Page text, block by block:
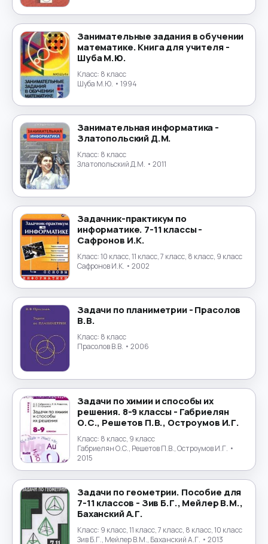
Маркетинг
Математика →
Менеджмент
Музыка
Налогообложение
Немецкий язык
ОБЖ
Обществознание →
Окружающий мир
Польский язык
Португальский язык →
Природоведение
Психология
Религиоведение →
Русский язык
Технология
Труд →
Турецкий язык →
Украинский язык
Занимательные задания в обучении
математике. Книга для учителя -
Шуба М.Ю.
Класс: 8 класс
Шуба М.Ю. • 1994
Занимательная информатика -
Златопольский Д.М.
Класс: 8 класс
Златопольский Д.М. • 2011
Задачник-практикум по
информатике. 7-11 классы -
Сафронов И.К.
Класс:10 класс, 11 класс, 7 класс, 8 класс, 9 класс
Сафронов И.К. • 2002
Задачи по планиметрии - Прасолов
В.В.
Класс: 8 класс
Прасолов В.В. • 2006
Задачи по химии и способы их
решения. 8-9 классы - Габриелян
О.С., Решетов П.В., Остроумов И.Г.
Класс: 8 класс, 9 класс
Габриелян О.С., Решетов П.В., Остроумов И.Г. •
2015
Задачи по геометрии. Пособие для
7-11 классов - Зив Б.Г., Мейлер В.М.,
Баханский А.Г.
Класс: 9 класс, 11 класс, 7 класс, 8 класс, 10 класс
Зив Б.Г., Мейлер В.М., Баханский А.Г. • 2013